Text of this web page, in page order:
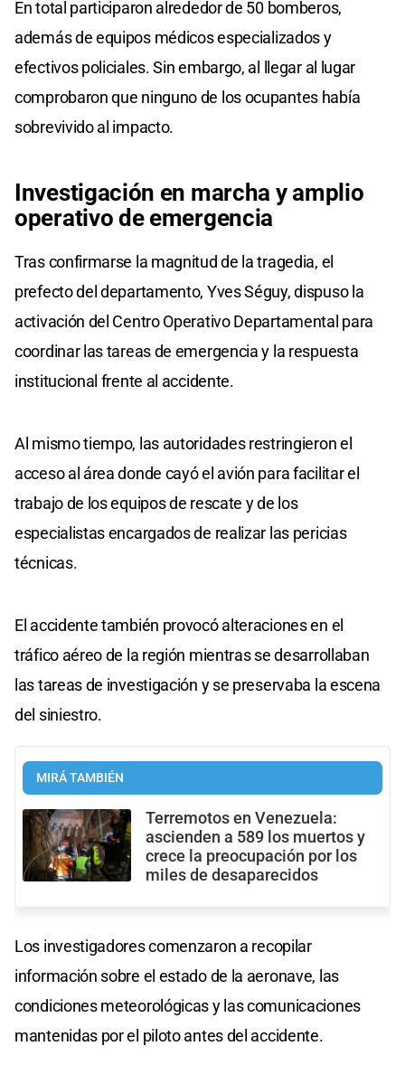
En total participaron alrededor de 50 bomberos,
además de equipos médicos especializados y
efectivos policiales. Sin embargo, al llegar al lugar
comprobaron que ninguno de los ocupantes había
sobrevivido al impacto.
Investigación en marcha y amplio
operativo de emergencia
Tras confirmarse la magnitud de la tragedia, el
prefecto del departamento, Yves Séguy, dispuso la
activación del Centro Operativo Departamental para
coordinar las tareas de emergencia y la respuesta
institucional frente al accidente.
Al mismo tiempo, las autoridades restringieron el
acceso al área donde cayó el avión para facilitar el
trabajo de los equipos de rescate y de los
especialistas encargados de realizar las pericias
técnicas.
El accidente también provocó alteraciones en el
tráfico aéreo de la región mientras se desarrollaban
las tareas de investigación y se preservaba la escena
del siniestro.
MIRÁ TAMBIÉN
Terremotos en Venezuela:
ascienden a 589 los muertos y
crece la preocupación por los
miles de desaparecidos
Los investigadores comenzaron a recopilar
información sobre el estado de la aeronave, las
condiciones meteorológicas y las comunicaciones
mantenidas por el piloto antes del accidente.